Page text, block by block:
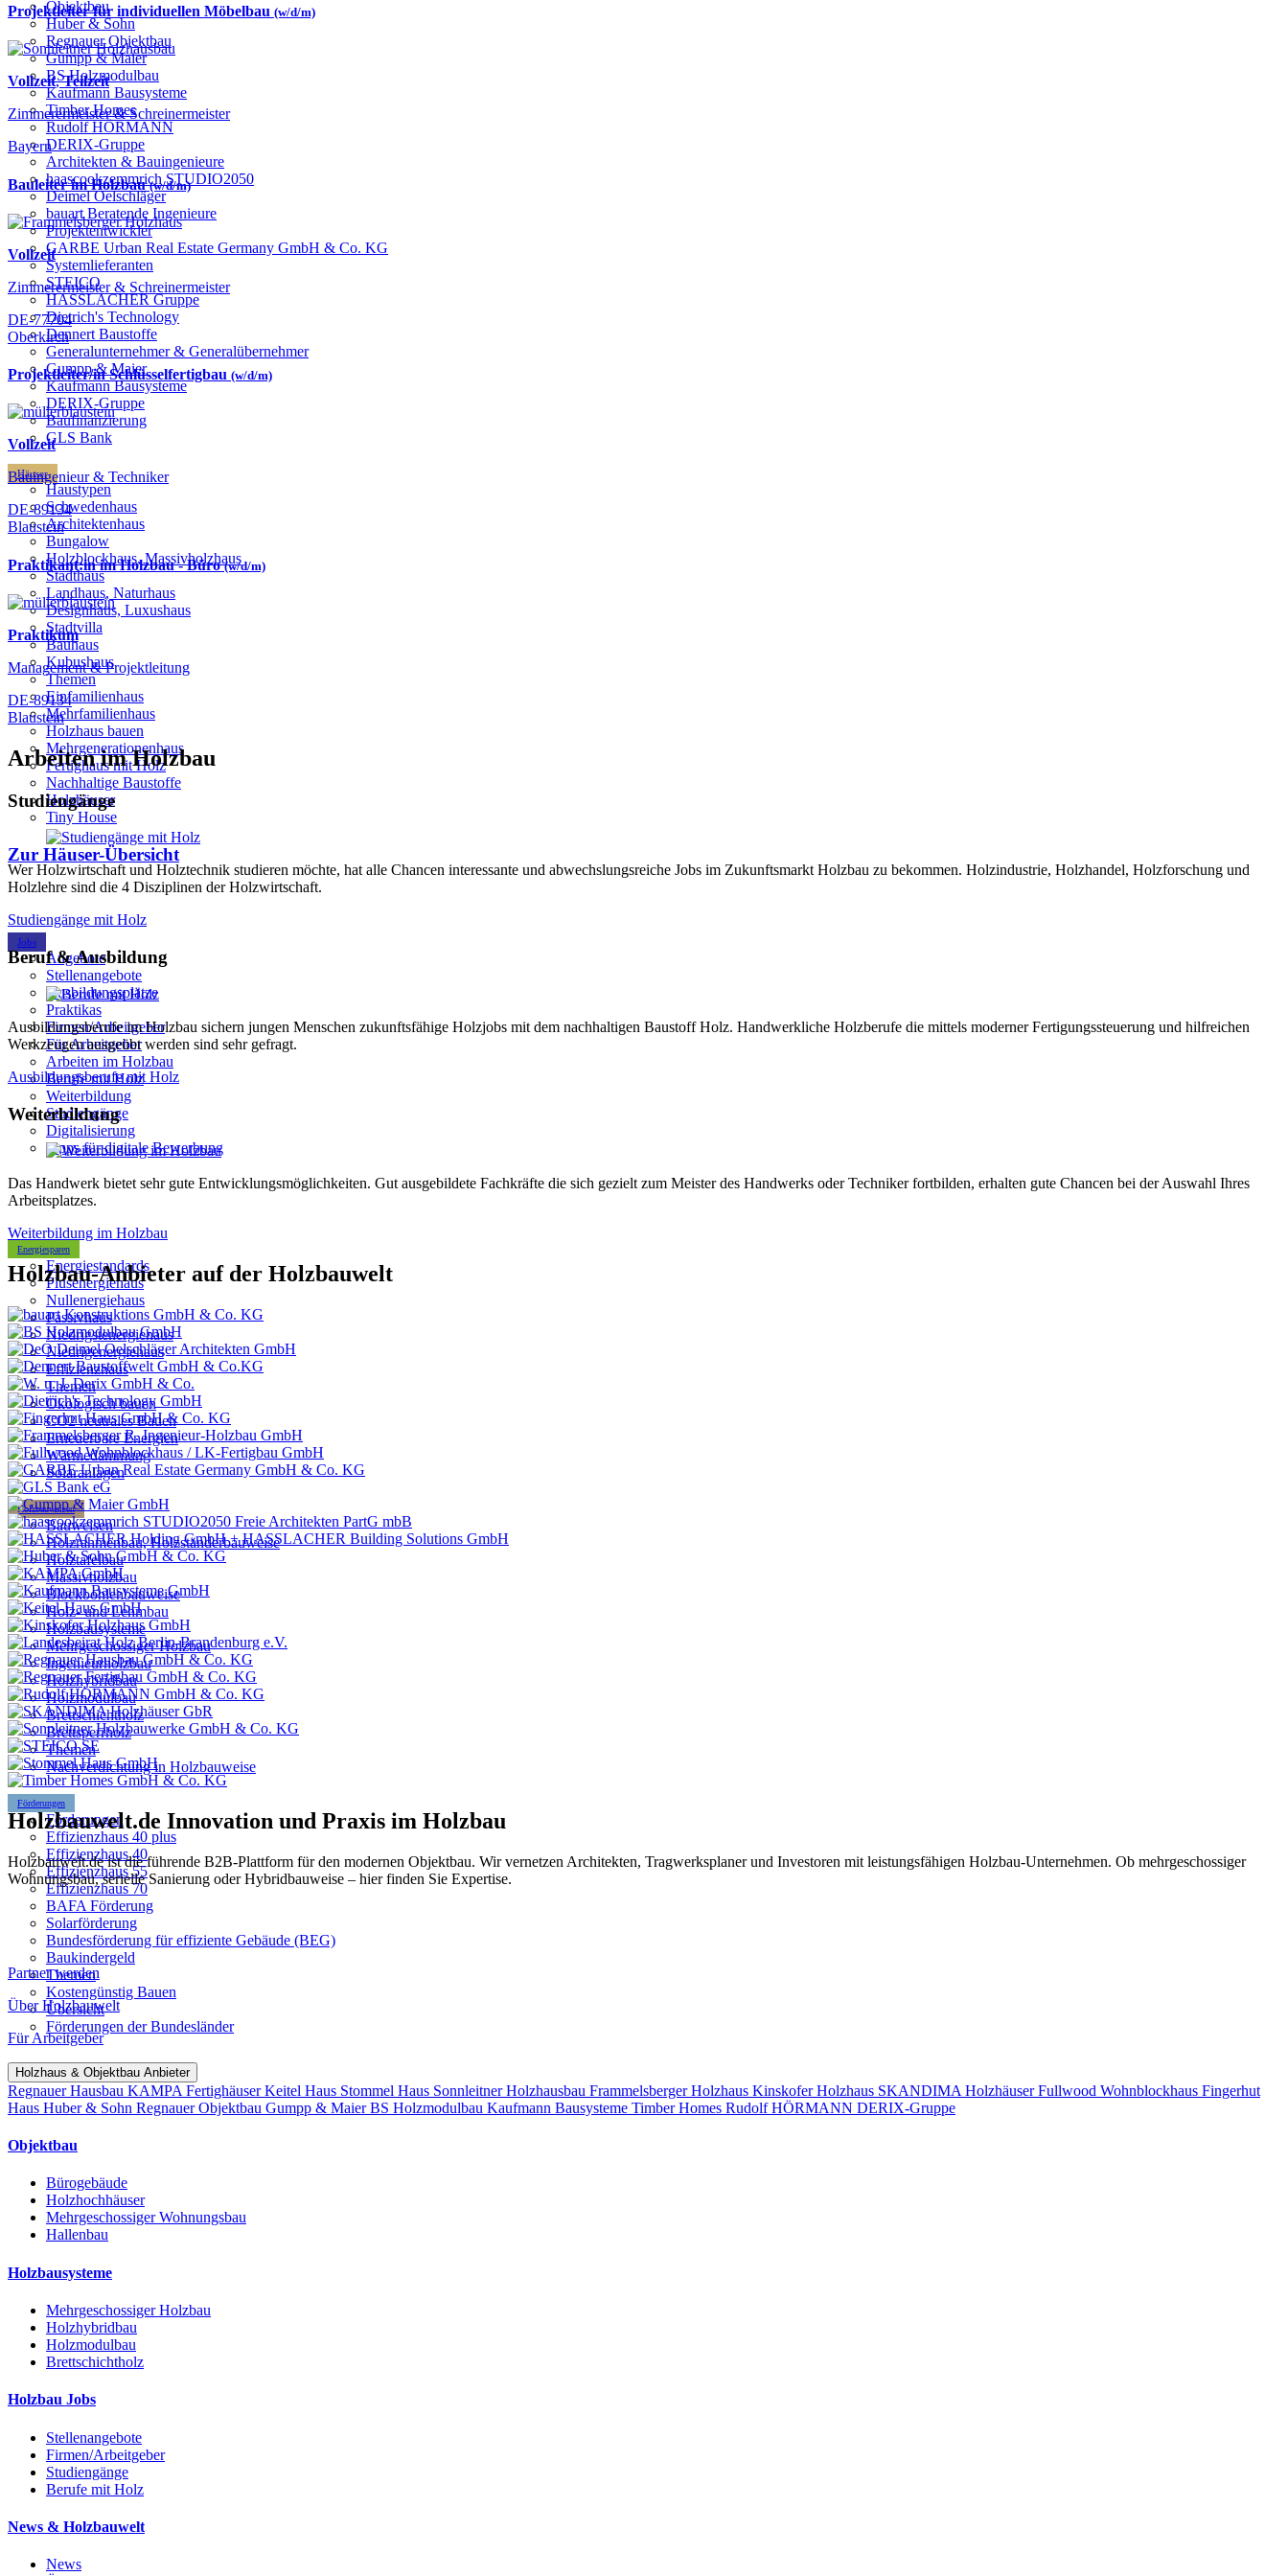
Objektbau
Huber & Sohn
Regnauer Objektbau
Gumpp & Maier
BS Holzmodulbau
Kaufmann Bausysteme
Timber Homes
Rudolf HÖRMANN
DERIX-Gruppe
Architekten & Bauingenieure
haascookzemmrich STUDIO2050
Deimel Oelschläger
bauart Beratende Ingenieure
Projektentwickler
GARBE Urban Real Estate Germany GmbH & Co. KG
Systemlieferanten
STEICO
HASSLACHER Gruppe
Dietrich's Technology
Dennert Baustoffe
Generalunternehmer & Generalübernehmer
Gumpp & Maier
Kaufmann Bausysteme
DERIX-Gruppe
Baufinanzierung
GLS Bank
Häuser
Haustypen
Schwedenhaus
Architektenhaus
Bungalow
Holzblockhaus, Massivholzhaus
Stadthaus
Landhaus, Naturhaus
Designhaus, Luxushaus
Stadtvilla
Bauhaus
Kubushaus
Themen
Einfamilienhaus
Mehrfamilienhaus
Holzhaus bauen
Mehrgenerationenhaus
Fertighaus mit Holz
Nachhaltige Baustoffe
Holzhäuser
Tiny House
Zur Häuser-Übersicht
Jobs
Angebote
Stellenangebote
Ausbildungsplätze
Praktikas
Firmen/Arbeitgeber
Für Arbeitgeber
Arbeiten im Holzbau
Berufe mit Holz
Weiterbildung
Studiengänge
Digitalisierung
Tipps für digitale Bewerbung
Energiesparen
Energiestandards
Plusenergiehaus
Nullenergiehaus
Passivhaus
Niedrigstenergiehaus
Niedrigenergiehaus
Effizienzhaus
Themen
Ökologisch bauen
CO2 neutrales Bauen
Erneuerbare Energien
Wärmedämmung
Solaranlagen
Holzbauweisen
Bauweisen
Holzrahmenbau, Holzständerbauweise
Holztafelbau
Massivholzbau
Blockbohlenbauweise
Holz- und Lehmbau
Holzbausysteme
Mehrgeschossiger Holzbau
Ingenieurholzbau
Holzhybridbau
Holzmodulbau
Brettschichtholz
Brettsperrholz
Themen
Nachverdichtung in Holzbauweise
Förderungen
Förderungen
Effizienzhaus 40 plus
Effizienzhaus 40
Effizienzhaus 55
Effizienzhaus 70
BAFA Förderung
Solarförderung
Bundesförderung für effiziente Gebäude (BEG)
Baukindergeld
Themen
Kostengünstig Bauen
Übersicht
Förderungen der Bundesländer
Projektleiter für individuellen Möbelbau (w/d/m)
Vollzeit,Teilzeit
Zimmerermeister & Schreinermeister
Bayern
Bauleiter im Holzbau(w/d/m)
Vollzeit
Zimmerermeister & Schreinermeister
DE-77704
Oberkirch
Projektleiter/in Schlüsselfertigbau (w/d/m)
Vollzeit
Bauingenieur & Techniker
DE-89134
Blaustein
Praktikant:in im Holzbau - Büro(w/d/m)
Praktikum
Management & Projektleitung
DE-89134
Blaustein
Arbeiten im Holzbau
Studiengänge
Wer Holzwirtschaft und Holztechnik studieren möchte, hat alle Chancen interessante und abwechslungsreiche Jobs im Zukunftsmarkt Holzbau zu bekommen. Holzindustrie, Holzhandel, Holzforschung und
Holzlehre sind die 4 Disziplinen der Holzwirtschaft.
Studiengänge mit Holz
Beruf & Ausbildung
Ausbildungsberufe im Holzbau sichern jungen Menschen zukunftsfähige Holzjobs mit dem nachhaltigen Baustoff Holz. Handwerkliche Holzberufe die mittels moderner Fertigungssteuerung und hilfreichen
Werkzeugen ausgeübt werden sind sehr gefragt.
Ausbildungsberufe mit Holz
Weiterbildung
Das Handwerk bietet sehr gute Entwicklungsmöglichkeiten. Gut ausgebildete Fachkräfte die sich gezielt zum Meister des Handwerks oder Techniker fortbilden, erhalten gute Chancen bei der Auswahl Ihres
Arbeitsplatzes.
Weiterbildung im Holzbau
Holzbau-Anbieter auf der Holzbauwelt
Holzbauwelt.de Innovation und Praxis im Holzbau
Holzbauwelt.de ist die führende B2B-Plattform für den modernen Objektbau. Wir vernetzen Architekten, Tragwerksplaner und Investoren mit leistungsfähigen Holzbau-Unternehmen. Ob mehrgeschossiger
Wohnungsbau, serielle Sanierung oder Hybridbauweise – hier finden Sie Expertise.
Partner werden
Über Holzbauwelt
Für Arbeitgeber
Holzhaus & Objektbau Anbieter
Regnauer Hausbau KAMPA FertighäuserKeitel Haus Stommel Haus Sonnleitner Holzhausbau Frammelsberger Holzhaus Kinskofer Holzhaus SKANDIMA HolzhäuserFullwood Wohnblockhaus Fingerhut
Haus Huber & Sohn Regnauer Objektbau Gumpp & MaierBS Holzmodulbau Kaufmann Bausysteme Timber Homes Rudolf HÖRMANN DERIX-Gruppe
Objektbau
Bürogebäude
Holzhochhäuser
Mehrgeschossiger Wohnungsbau
Hallenbau
Holzbausysteme
Mehrgeschossiger Holzbau
Holzhybridbau
Holzmodulbau
Brettschichtholz
Holzbau Jobs
Stellenangebote
Firmen/Arbeitgeber
Studiengänge
Berufe mit Holz
News & Holzbauwelt
News